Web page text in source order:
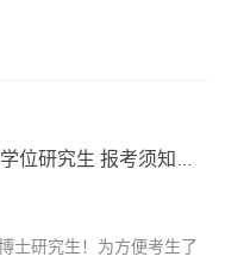
士研究生！为方便考生了